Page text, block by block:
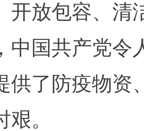
开放包容、清
中国共产党令
供了防疫物资
。